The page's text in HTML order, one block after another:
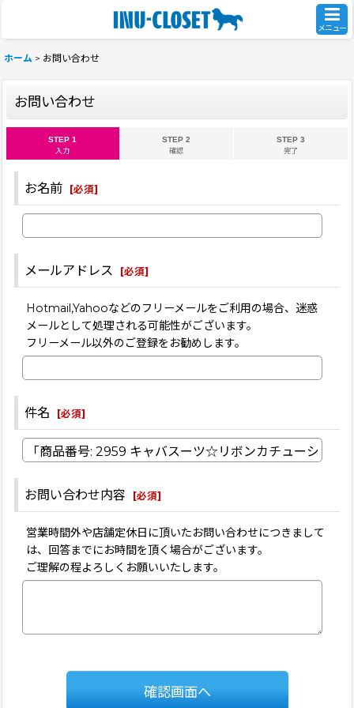
メニュー
ホーム > お問い合わせ
お問い合わせ
STEP 1
入力
STEP 2
確認
STEP 3
完了
お名前 [必須]
メールアドレス [必須]
Hotmail,Yahooなどのフリーメールをご利用の場合、迷惑
メールとして処理される可能性がございます。
フリーメール以外のご登録をお勧めします。
件名 [必須]
お問い合わせ内容 [必須]
営業時間外や店舗定休日に頂いたお問い合わせにつきまして
は、回答までにお時間を頂く場合がございます。
ご理解の程よろしくお願いいたします。
確認画面へ